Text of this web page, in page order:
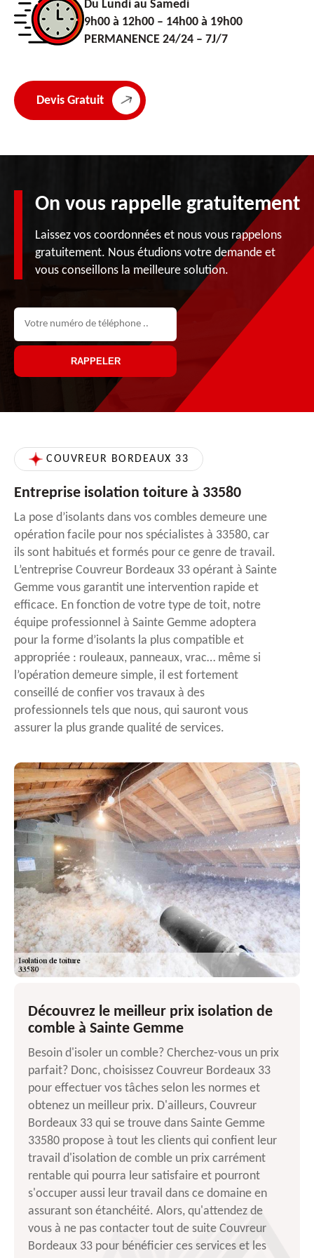
Du Lundi au Samedi
9h00 à 12h00 – 14h00 à 19h00
PERMANENCE 24/24 – 7J/7
Devis Gratuit
On vous rappelle gratuitement
Laissez vos coordonnées et nous vous rappelons
gratuitement. Nous étudions votre demande et
vous conseillons la meilleure solution.
COUVREUR BORDEAUX 33
Entreprise isolation toiture à 33580
La pose d’isolants dans vos combles demeure une
opération facile pour nos spécialistes à 33580, car
ils sont habitués et formés pour ce genre de travail.
L’entreprise Couvreur Bordeaux 33 opérant à Sainte
Gemme vous garantit une intervention rapide et
efficace. En fonction de votre type de toit, notre
équipe professionnel à Sainte Gemme adoptera
pour la forme d’isolants la plus compatible et
appropriée : rouleaux, panneaux, vrac… même si
l’opération demeure simple, il est fortement
conseillé de confier vos travaux à des
professionnels tels que nous, qui sauront vous
assurer la plus grande qualité de services.
Découvrez le meilleur prix isolation de
comble à Sainte Gemme
Besoin d'isoler un comble? Cherchez-vous un prix
parfait? Donc, choisissez Couvreur Bordeaux 33
pour effectuer vos tâches selon les normes et
obtenez un meilleur prix. D'ailleurs, Couvreur
Bordeaux 33 qui se trouve dans Sainte Gemme
33580 propose à tout les clients qui confient leur
travail d'isolation de comble un prix carrément
rentable qui pourra leur satisfaire et pourront
s'occuper aussi leur travail dans ce domaine en
assurant son étanchéité. Alors, qu'attendez de
vous à ne pas contacter tout de suite Couvreur
Bordeaux 33 pour bénéficier ces services et les